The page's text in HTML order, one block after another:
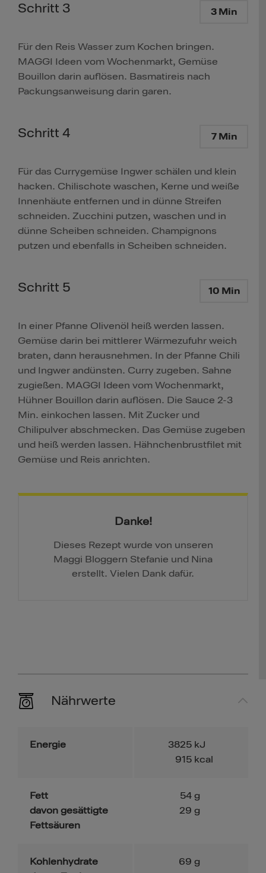
Schritt 3 3 Min
Für den Reis Wasser zum Kochen bringen.
MAGGI Ideen vom Wochenmarkt, Gemüse
Bouillon darin auflösen. Basmatireis nach
Packungsanweisung darin garen.
Schritt 4 7 Min
Für das Currygemüse Ingwer schälen und klein
hacken. Chilischote waschen, Kerne und weiße
Innenhäute entfernen und in dünne Streifen
schneiden. Zucchini putzen, waschen und in
dünne Scheiben schneiden. Champignons
putzen und ebenfalls in Scheiben schneiden.
Schritt 5 10 Min
In einer Pfanne Olivenöl heiß werden lassen.
Gemüse darin bei mittlerer Wärmezufuhr weich
braten, dann herausnehmen. In der Pfanne Chili
und Ingwer andünsten. Curry zugeben. Sahne
zugießen. MAGGI Ideen vom Wochenmarkt,
Hühner Bouillon darin auflösen. Die Sauce 2-3
Min. einkochen lassen. Mit Zucker und
Chilipulver abschmecken. Das Gemüse zugeben
und heiß werden lassen. Hähnchenbrustfilet mit
Gemüse und Reis anrichten.
Danke!
Dieses Rezept wurde von unseren
Maggi Bloggern Stefanie und Nina
erstellt. Vielen Dank dafür.
Nährwerte
Energie 3825 kJ
915 kcal
Fett
davon gesättigte
Fettsäuren
54 g
29 g
Kohlenhydrate
69 g